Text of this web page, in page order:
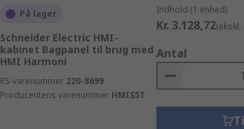
På lager
Schneider Electric HMI-
kabinet Bagpanel til brug med
HMI Harmoni
RS-varenummer 220-8699
Producentens varenummer HMIS5T
Indhold (1 enhed)
Kr. 3.128,72(ekskl.
Antal